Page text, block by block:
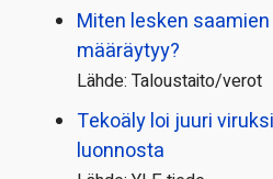
Miten lesken
määräytyy?
Lähde: Taloustaito/verot
Tekoäly loi juuri
luonnosta